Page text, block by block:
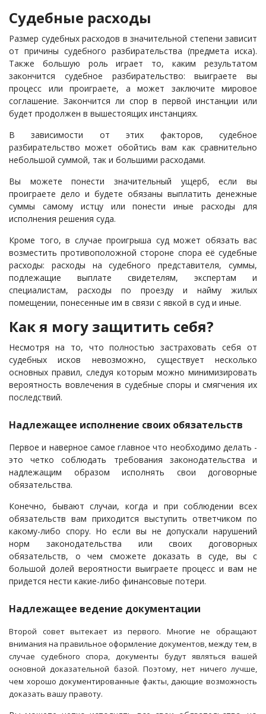
Судебные расходы
Размер судебных расходов в значительной степени зависит
от причины судебного разбирательства (предмета иска).
Также большую роль играет то, каким результатом
закончится судебное разбирательство: выиграете вы
процесс или проиграете, а может заключите мировое
соглашение. Закончится ли спор в первой инстанции или
будет продолжен в вышестоящих инстанциях.
В зависимости от этих факторов, судебное
разбирательство может обойтись вам как сравнительно
небольшой суммой, так и большими расходами.
Вы можете понести значительный ущерб, если вы
проиграете дело и будете обязаны выплатить денежные
суммы самому истцу или понести иные расходы для
исполнения решения суда.
Кроме того, в случае проигрыша суд может обязать вас
возместить противоположной стороне спора её судебные
расходы: расходы на судебного представителя, суммы,
подлежащие выплате свидетелям, экспертам и
специалистам, расходы по проезду и найму жилых
помещении, понесенные им в связи с явкой в суд и иные.
Как я могу защитить себя?
Несмотря на то, что полностью застраховать себя от
судебных исков невозможно, существует несколько
основных правил, следуя которым можно минимизировать
вероятность вовлечения в судебные споры и смягчения их
последствий.
Надлежащее исполнение своих обязательств
Первое и наверное самое главное что необходимо делать -
это четко соблюдать требования законодательства и
надлежащим образом исполнять свои договорные
обязательства.
Конечно, бывают случаи, когда и при соблюдении всех
обязательств вам приходится выступить ответчиком по
какому-либо спору. Но если вы не допускали нарушений
норм законодательства или своих договорных
обязательств, о чем сможете доказать в суде, вы с
большой долей вероятности выиграете процесс и вам не
придется нести какие-либо финансовые потери.
Надлежащее ведение документации
Второй совет вытекает из первого. Многие не обращают
внимания на правильное оформление документов, между тем, в
случае судебного спора, документы будут являться вашей
основной доказательной базой. Поэтому, нет ничего лучше,
чем хорошо документированные факты, дающие возможность
доказать вашу правоту.